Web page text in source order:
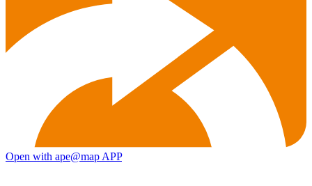
Open with ape@map APP